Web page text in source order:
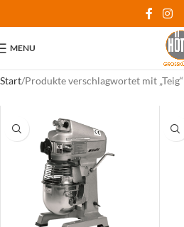
MENU
Start Produkte verschlagwortet mit „Teig“